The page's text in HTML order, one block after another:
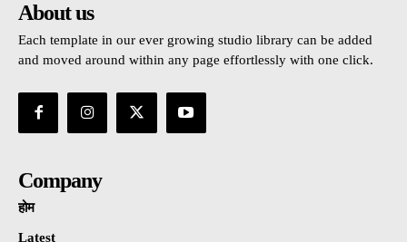
About us
Each template in our ever growing studio library can be added
and moved around within any page effortlessly with one click.
Company
होम
Latest